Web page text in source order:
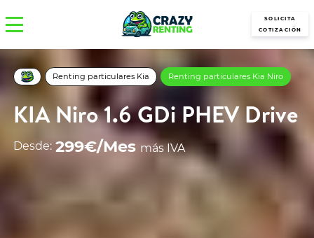
SOLICITA
COTIZACIÓN
Renting particulares Kia Renting particulares Kia Niro
KIA Niro 1.6 GDi PHEV Drive
Desde: 299€/Mes más IVA